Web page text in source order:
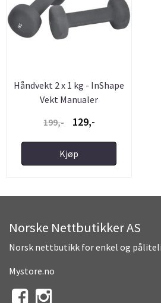
Håndvekt 2 x 1 kg - InShape
Vekt Manualer
199,-
129,-
Kjøp
Norske Nettbutikker AS
Norsk nettbutikk for enkel og
Mystore.no